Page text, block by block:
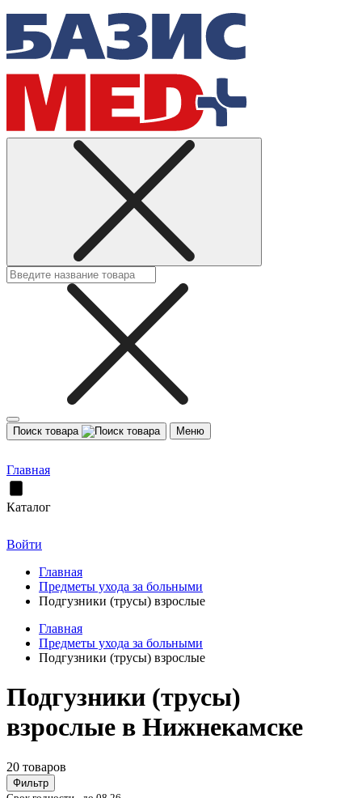
Поиск товара Меню
Главная
Каталог
Войти
Главная
Предметы ухода за больными
Подгузники (трусы) взрослые
Главная
Предметы ухода за больными
Подгузники (трусы) взрослые
Подгузники (трусы)
взрослые в Нижнекамске
20 товаров
Фильтр